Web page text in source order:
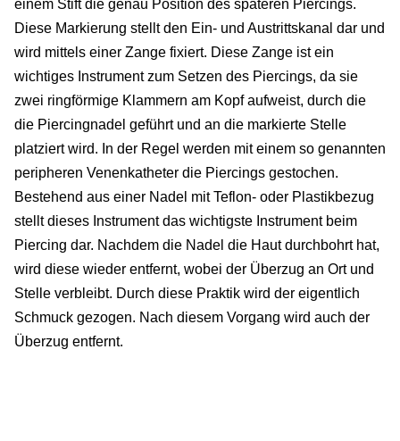
einem Stift die genau Position des späteren Piercings.
Diese Markierung stellt den Ein- und Austrittskanal dar und
wird mittels einer Zange fixiert. Diese Zange ist ein
wichtiges Instrument zum Setzen des Piercings, da sie
zwei ringförmige Klammern am Kopf aufweist, durch die
die Piercingnadel geführt und an die markierte Stelle
platziert wird. In der Regel werden mit einem so genannten
peripheren Venenkatheter die Piercings gestochen.
Bestehend aus einer Nadel mit Teflon- oder Plastikbezug
stellt dieses Instrument das wichtigste Instrument beim
Piercing dar. Nachdem die Nadel die Haut durchbohrt hat,
wird diese wieder entfernt, wobei der Überzug an Ort und
Stelle verbleibt. Durch diese Praktik wird der eigentlich
Schmuck gezogen. Nach diesem Vorgang wird auch der
Überzug entfernt.